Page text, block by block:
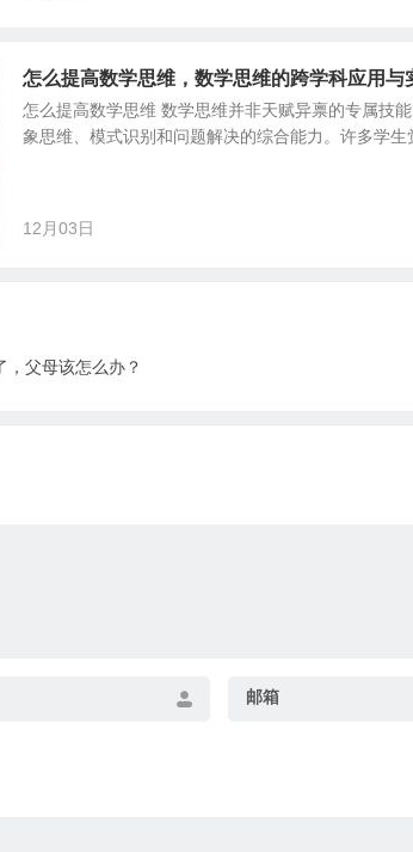
怎么提高数学思维，数学思维的跨学科应用与
怎么提高数学思维 数学思维并非天赋异禀的专属技
象思维、模式识别和问题解决的综合能力。许多学
12月03日
，父母该怎么办？
邮箱